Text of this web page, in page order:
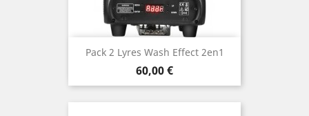
Pack 2 Lyres Wash Effect 2en1
Prix
60,00 €